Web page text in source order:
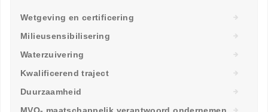
Wetgeving en certificering
Milieusensibilisering
Waterzuivering
Kwalificerend traject
Duurzaamheid